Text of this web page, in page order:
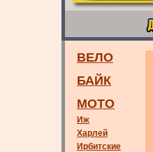
ВЕЛО
БАЙК
МОТО
Иж
Харлей
Ирбитские